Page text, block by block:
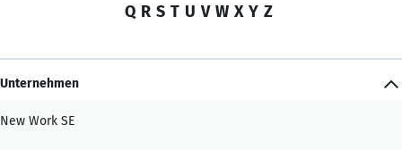
Q R S T U V W X Y Z
Unternehmen
New Work SE